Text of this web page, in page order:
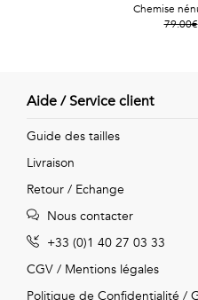
Chemise
79.00€
Aide / Service client
Guide des tailles
Livraison
Retour / Echange
Nous contacter
+33 (0)1 40 27 03 33
CGV / Mentions légales
Politique de Confidentialité /